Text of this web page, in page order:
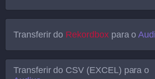
Transferir do Rekordboxpara o
Transferir do CSV (EXCEL) para o